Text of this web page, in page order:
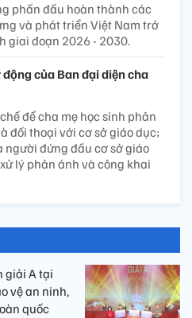
phấn đấu hoàn thành các
và phát triển Việt Nam trở
giai đoạn 2026 - 2030.
của Ban đại diện cha
để cha mẹ học sinh phản
đối thoại với cơ sở giáo dục;
đứng đầu cơ sở giáo
lý phản ánh và công khai
giải A tại
vệ an ninh,
quốc